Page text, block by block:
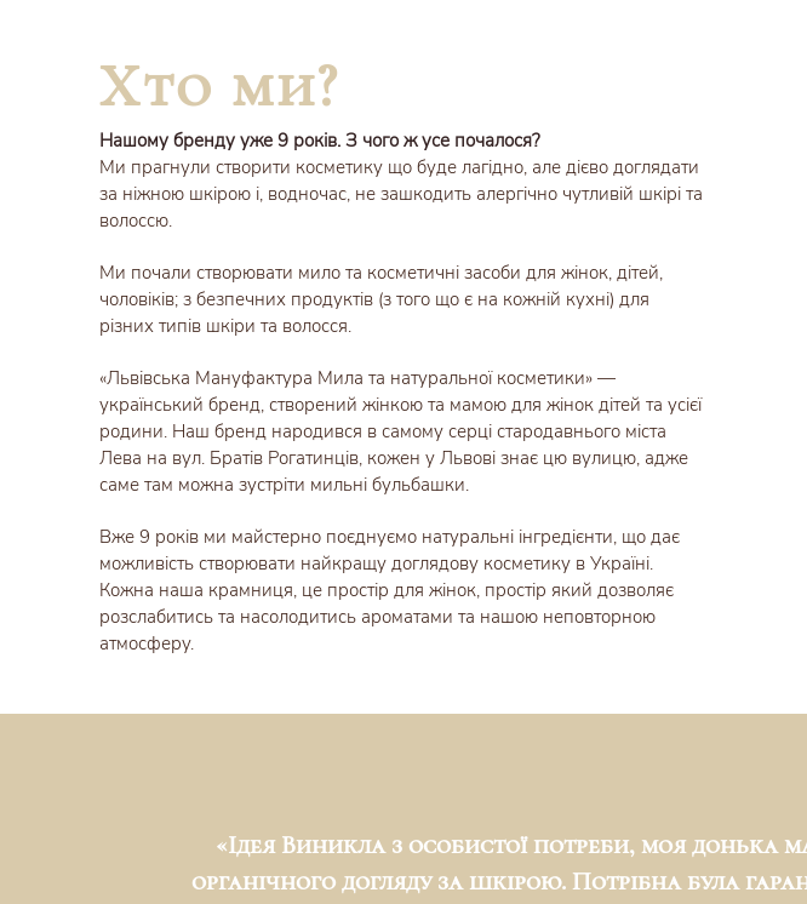
Хто ми?
Нашому бренду уже 9 років. З чого ж усе почалося?
Ми прагнули створити косметику що буде лагідно, але дієво доглядати
за ніжною шкірою і, водночас, не зашкодить алергічно чутливій шкірі та
волоссю.
Ми почали створювати мило та косметичні засоби для жінок, дітей,
чоловіків; з безпечних продуктів (з того що є на кожній кухні) для
різних типів шкіри та волосся.
«Львівська Мануфактура Мила та натуральної косметики» —
український бренд, створений жінкою та мамою для жінок дітей та усієї
родини. Наш бренд народився в самому серці стародавнього міста
Лева на вул. Братів Рогатинців, кожен у Львові знає цю вулицю, адже
саме там можна зустріти мильні бульбашки.
Вже 9 років ми майстерно поєднуємо натуральні інгредієнти, що дає
можливість створювати найкращу доглядову косметику в Україні.
Кожна наша крамниця, це простір для жінок, простір який дозволяє
розслабитись та насолодитись ароматами та нашою неповторною
атмосферу.
«Ідея Виникла з особистої потреби, моя донька
органічного догляду за шкірою. Потрібна була